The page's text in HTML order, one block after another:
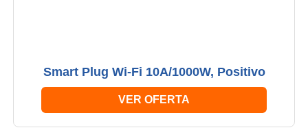
Smart Plug Wi-Fi 10A/1000W, Positivo
VER OFERTA